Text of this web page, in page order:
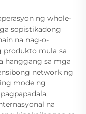
ng whole-
sopistikadong
na nag-o-
produkto mula sa
hanggang sa mga
network ng
mode ng
na